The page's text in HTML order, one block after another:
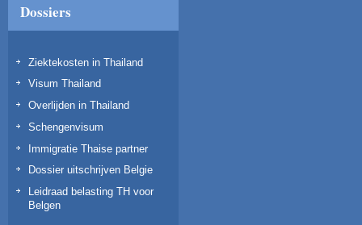
Dossiers
Ziektekosten in Thailand
Visum Thailand
Overlijden in Thailand
Schengenvisum
Immigratie Thaise partner
Dossier uitschrijven Belgie
Leidraad belasting TH voor
Belgen